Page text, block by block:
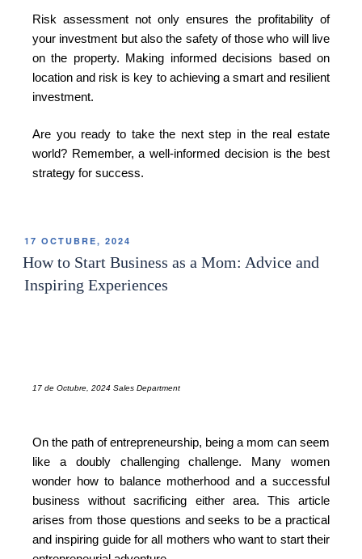
Risk assessment not only ensures the profitability of
your investment but also the safety of those who will live
on the property. Making informed decisions based on
location and risk is key to achieving a smart and resilient
investment.
Are you ready to take the next step in the real estate
world? Remember, a well-informed decision is the best
strategy for success.
17 OCTUBRE, 2024
How to Start Business as a Mom: Advice and
Inspiring Experiences
17 de Octubre, 2024 Sales Department
On the path of entrepreneurship, being a mom can seem
like a doubly challenging challenge. Many women
wonder how to balance motherhood and a successful
business without sacrificing either area. This article
arises from those questions and seeks to be a practical
and inspiring guide for all mothers who want to start their